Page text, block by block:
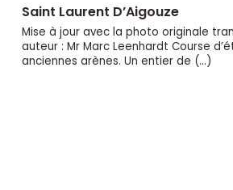
Saint Laurent D’Aigouze
Mise à jour avec la photo originale
auteur : Mr Marc Leenhardt Course
anciennes arènes. Un entier de (…)